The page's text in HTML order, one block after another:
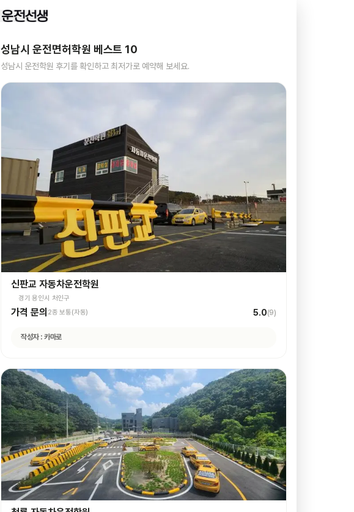
성남시 운전면허학원 베스트 10
성남시 운전학원 후기를 확인하고 최저가로 예약해 보세요.
신판교 자동차운전학원
경기 용인시 처인구
가격 문의 2종 보통(자동) 5.0(9)
작성자 : 카마로